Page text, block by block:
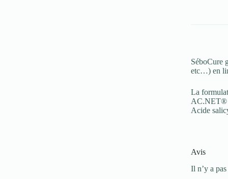
SéboCure
etc…) en
La
AC.NET®
Acide
Avis
Il n’y a